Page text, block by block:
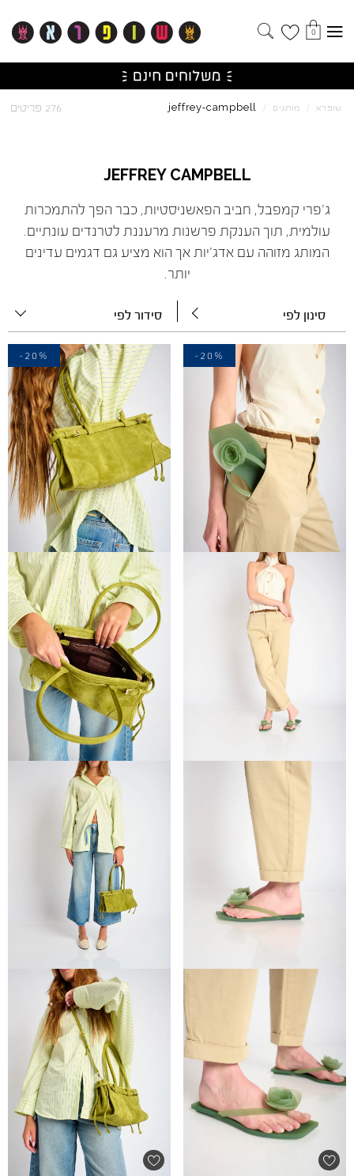
0
שופרא / מותגים /
jeffrey-campbell
JEFFREY CAMPBELL
ג'פרי קמפבל, חביב הפאשניסטיות, כבר הפך להתמכרות
עולמית, תוך הענקת פרשנות מרעננת לטרנדים עונתיים.
המותג מזוהה עם אדג'יות אך הוא מציע גם דגמים עדינים
יותר.
סינון לפי
276 פריטים
סידור לפי
-20%
-20%